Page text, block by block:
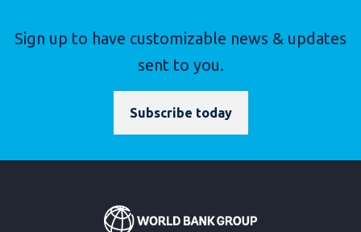
Sign up to have customizable news & updates
sent to you.
Subscribe today